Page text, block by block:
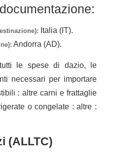
Italia (IT).
Andorra (AD).
le spese di dazio, le
necessari per importare
: altre carni e frattaglie
o congelate : altre :
(ALLTC)